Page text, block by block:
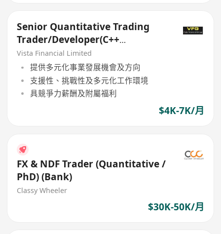
Senior Quantitative Trading
Trader/Developer(C++
Mandatory)
Vista Financial Limited
提供多元化事業發展機會及方向
支援性、挑戰性及多元化工作環境
具競爭力薪酬及附屬福利
$4K-7K/月
FX & NDF Trader (Quantitative /
PhD) (Bank)
Classy Wheeler
$30K-50K/月